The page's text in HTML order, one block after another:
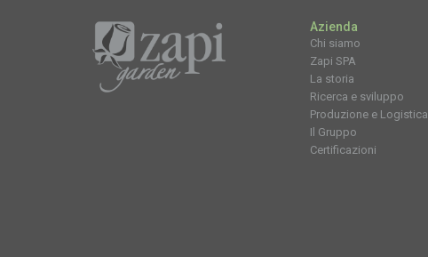
Azienda
Chi siamo
Zapi SPA
La storia
Ricerca e sviluppo
Produzione e Logistica
Il Gruppo
Certificazioni